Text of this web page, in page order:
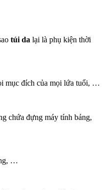
túi da lại là phụ kiện thời
mục đích của mọi lứa tuổi, …
chứa đựng máy tính bảng,
…